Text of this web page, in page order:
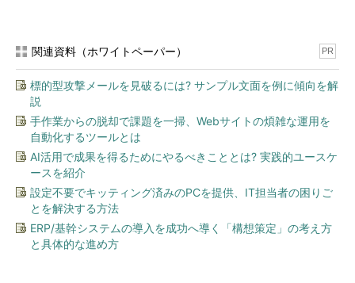
関連資料（ホワイトペーパー） PR
標的型攻撃メールを見破るには? サンプル文面を例に傾向を解
説
手作業からの脱却で課題を一掃、Webサイトの煩雑な運用を
自動化するツールとは
AI活用で成果を得るためにやるべきこととは? 実践的ユースケ
ースを紹介
設定不要でキッティング済みのPCを提供、IT担当者の困りご
とを解決する方法
ERP/基幹システムの導入を成功へ導く「構想策定」の考え方
と具体的な進め方